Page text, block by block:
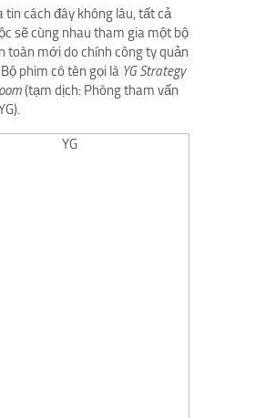
tin cách đây không lâu, tất cả
sẽ cùng nhau tham gia một bộ
toàn mới do chính công ty quản
phim có tên gọi là YG Strategy
(tạm dịch: Phòng tham vấn